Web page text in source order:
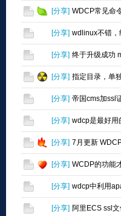
[分享] WDCP常见命
[分享] wdlinux不错，
[分享] 终于升级成功
[分享] 指定目录，单
[分享] 帝国cms加ssl
[分享] wdcp是最好用
[分享] 7月更新
[分享] WCDP的功能
[分享] wdcp中利用
[分享] 阿里ECS ssl